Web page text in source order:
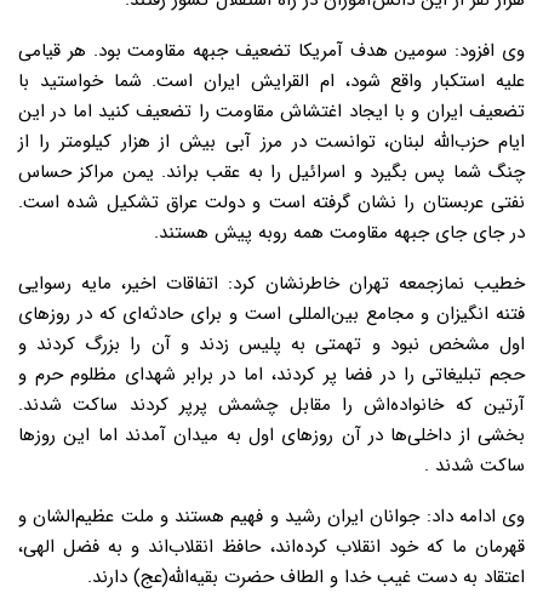
وی افزود: سومین هدف آمریکا تضعیف جبهه مقاومت بود. هر قیامی
علیه استکبار واقع شود، ام القرایش ایران است. شما خواستید با
تضعیف ایران و با ایجاد اغتشاش مقاومت را تضعیف کنید اما در این
ایام حزب‌الله لبنان، توانست در مرز آبی بیش از هزار کیلومتر را از
چنگ شما پس بگیرد و اسرائیل را به عقب براند. یمن مراکز حساس
نفتی عربستان را نشان گرفته است و دولت عراق تشکیل شده است.
در جای جای جبهه مقاومت همه روبه پیش هستند.
خطیب نمازجمعه تهران خاطرنشان کرد: اتفاقات اخیر، مایه رسوایی
فتنه انگیزان و مجامع بین‌المللی است و برای حادثه‌ای که در روزهای
اول مشخص نبود و تهمتی به پلیس زدند و آن را بزرگ کردند و
حجم تبلیغاتی را در فضا پر کردند، اما در برابر شهدای مظلوم حرم و
آرتین که خانواده‌اش را مقابل چشمش پرپر کردند ساکت شدند.
بخشی از داخلی‌ها در آن روزهای اول به میدان آمدند اما این روزها
ساکت شدند .
وی ادامه داد: جوانان ایران رشید و فهیم هستند و ملت عظیم‌الشان و
قهرمان ما که خود انقلاب کرده‌اند، حافظ انقلاب‌اند و به فضل الهی،
اعتقاد به دست غیب خدا و الطاف حضرت بقیه‌الله(عج) دارند.